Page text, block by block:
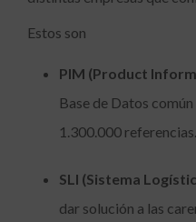
Estos son
PIM (Product
Base de Datos
1.300.000 referencias.
SLI (Sistema
dar solución a las